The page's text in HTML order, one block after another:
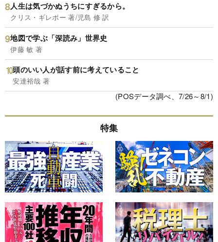
人生は気づかぬうちにすぎるから。
クリス・ギレボー 著/児島 修 訳
地図で学ぶ「深読み」世界史
伊藤 敏 著
頭のいい人が話す前に考えていること
安達裕哉 著
(POSデータ調べ、7/26～8/1)
特集